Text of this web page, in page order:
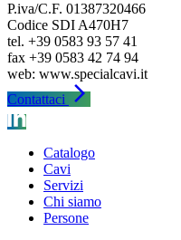
P.iva/C.F. 01387320466
Codice SDI A470H7
tel. +39 0583 93 57 41
fax +39 0583 42 74 94
Contattaci arrow_forward_ios
Catalogo
Cavi
Servizi
Chi siamo
Persone